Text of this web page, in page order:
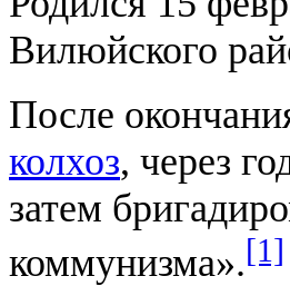
Вилюйского
После
колхоз, через
затем
коммунизма».[1]